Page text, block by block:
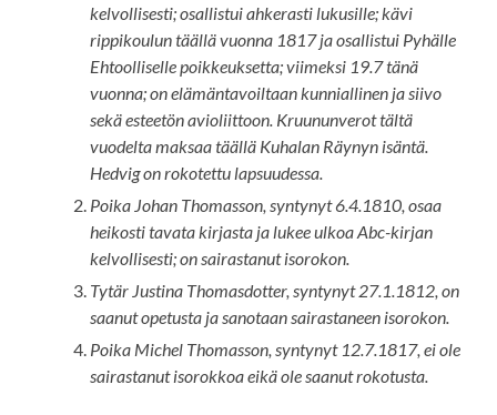
kelvollisesti; osallistui ahkerasti lukusille; kävi
rippikoulun täällä vuonna 1817 ja osallistui Pyhälle
Ehtoolliselle poikkeuksetta; viimeksi 19.7 tänä
vuonna; on elämäntavoiltaan kunniallinen ja siivo
sekä esteetön avioliittoon. Kruununverot tältä
vuodelta maksaa täällä Kuhalan Räynyn isäntä.
Hedvig on rokotettu lapsuudessa.
Poika Johan Thomasson, syntynyt 6.4.1810, osaa
heikosti tavata kirjasta ja lukee ulkoa Abc-kirjan
kelvollisesti; on sairastanut isorokon.
Tytär Justina Thomasdotter, syntynyt 27.1.1812, on
saanut opetusta ja sanotaan sairastaneen isorokon.
Poika Michel Thomasson, syntynyt 12.7.1817, ei ole
sairastanut isorokkoa eikä ole saanut rokotusta.